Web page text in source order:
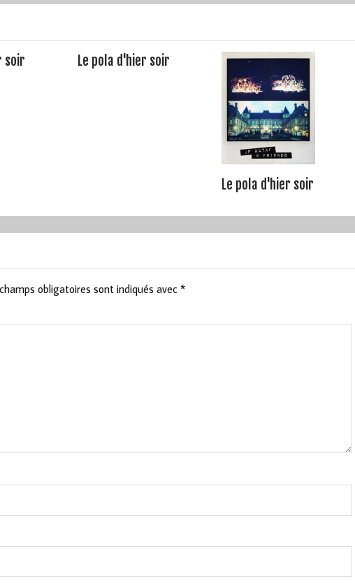
soir Le pola d'hier soir
Le pola d'hier soir
obligatoires sont indiqués avec *